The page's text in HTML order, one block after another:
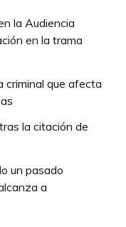
la Audiencia
en la trama
criminal que afecta
la citación de
un pasado
a